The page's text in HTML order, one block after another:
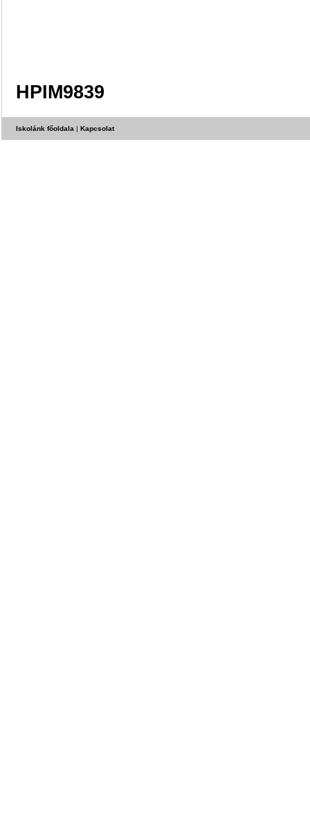
HPIM9839
Iskolánk főoldala | Kapcsolat